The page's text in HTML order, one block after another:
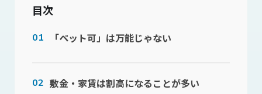
目次
「ペット可」は万能じゃない
敷金・家賃は割高になることが多い